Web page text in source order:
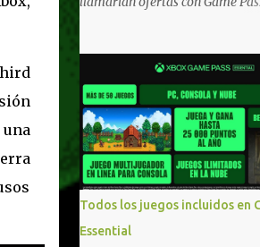
10/11, varios de los juegos que
oferta también cuentan con
Xbox Play Anywhere, lo que
jugarlos y mantener un
compartido en Windows PC y
tenemos un listado de juegos
por acá . ¿Aún necesitas una
compras? Tenemos un tutorial
vídeo para que se quiten todas
Todos los juegos incluidos en
Essential